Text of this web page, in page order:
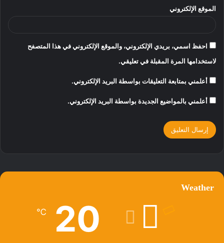
الموقع الإلكتروني
احفظ اسمي، بريدي الإلكتروني، والموقع الإلكتروني في هذا المتصفح
لاستخدامها المرة المقبلة في تعليقي.
أعلمني بمتابعة التعليقات بواسطة البريد الإلكتروني.
أعلمني بالمواضيع الجديدة بواسطة البريد الإلكتروني.
Weather
20
℃